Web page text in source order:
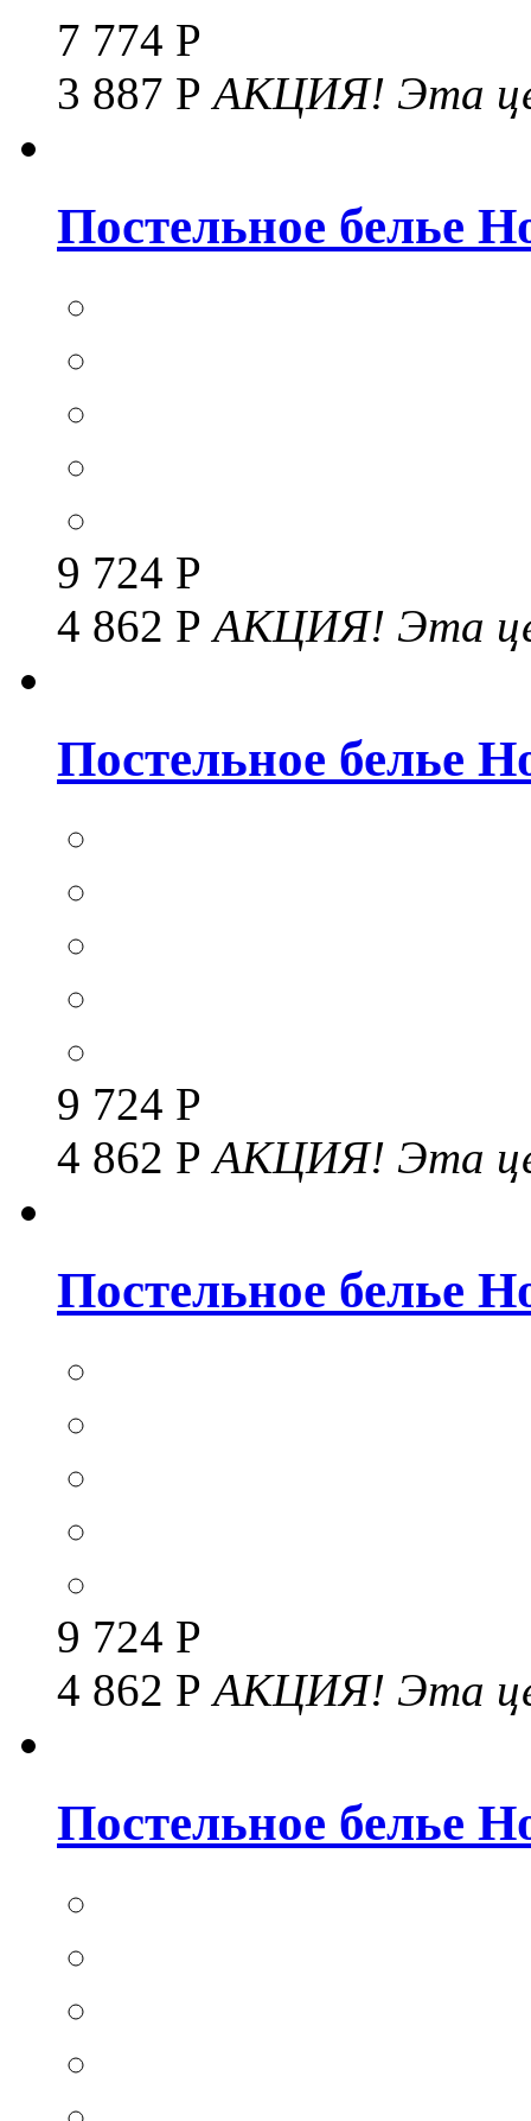
7 774 Р
3 887 РАКЦИЯ! Эта
Постельное белье
9 724 Р
4 862 РАКЦИЯ! Эта
Постельное белье
9 724 Р
4 862 РАКЦИЯ! Эта
Постельное белье
9 724 Р
4 862 РАКЦИЯ! Эта
Постельное белье